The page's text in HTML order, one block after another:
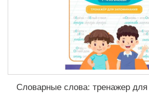
Словарные слова: тренажер